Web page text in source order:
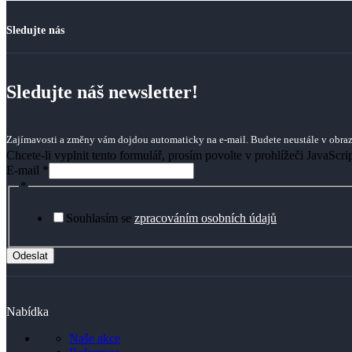
Sledujte nás
Sledujte náš newsletter!
Zajímavosti a změny vám dojdou automaticky na e-mail. Budete neustále v
Chcete-li vyplnit tento formulář, prosím povolte v prohlížeči
E-mail *
*
Souhlasím se zpracováním osobních údajů
Odeslat
Nabídka
Naše akce